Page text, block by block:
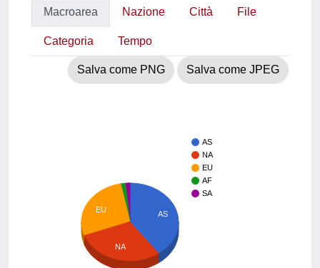
Macroarea Nazione Città File
Categoria Tempo
Salva come PNG Salva come JPEG
AS
NA
EU
AF
SA
AS
EU
NA